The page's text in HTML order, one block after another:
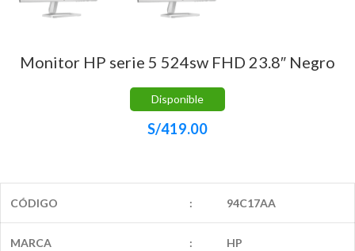
Monitor HP serie 5 524sw FHD 23.8″ Negro
Disponible
S/419.00
CÓDIGO : 94C17AA
MARCA : HP